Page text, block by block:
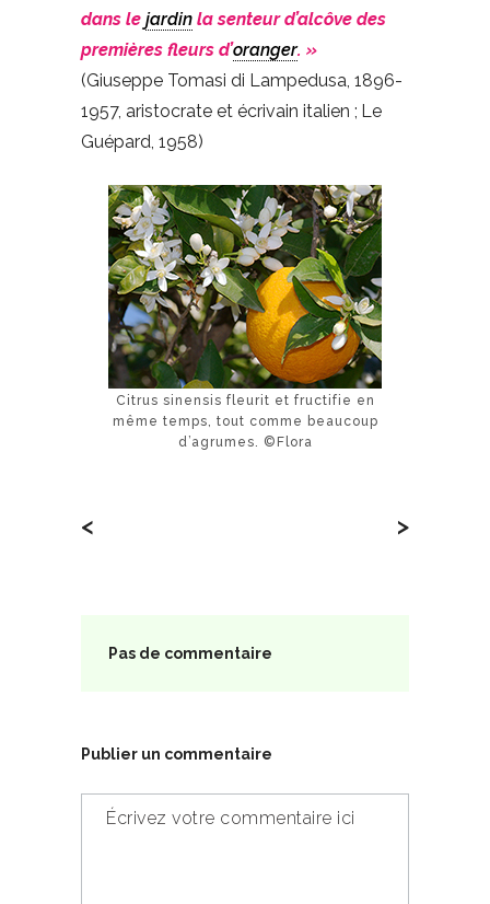
dans le jardin la senteur d’alcôve des
premières fleurs d’oranger. »
(Giuseppe Tomasi di Lampedusa, 1896-
1957, aristocrate et écrivain italien ; Le
Guépard, 1958)
Citrus sinensis fleurit et fructifie en
même temps, tout comme beaucoup
d’agrumes. ©Flora
< >
Pas de commentaire
Publier un commentaire